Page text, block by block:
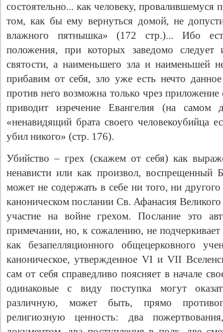
состоятельно... как человеку, провалившемуся
том, как бы ему вернуться домой, не
влажного пятнышка» (172 стр.)... Ибо
положения, при которых заведомо следует
святости, а наименьшего зла и наименьшей
прибавим от себя, зло уже есть нечто
против него возможна только чрез
приводит изречение Евангелия (на
«ненавидящий брата своего человекоубийца
убил никого» (стр. 176).
Убийство – грех (скажем от себя) как
ненависти или как произвол, воспрещенный
может не содержать в себе ни того, ни
каноническом послании Св. Афанасия
участие на войне грехом. Послание это
примечании, но, к сожалению, не
как безапелляционного общецерковного
каноническое, утвержденное VI и VII
сам от себя справедливо поясняет в начале
одинаковые с виду поступка могут
различную, может быть, прямо
религиозную ценность: два